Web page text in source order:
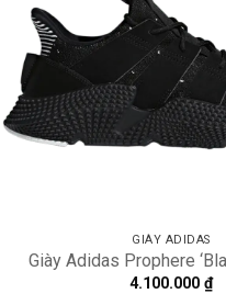
GIÀY ADIDAS
Giày Adidas Prophere
4.100.000 ₫